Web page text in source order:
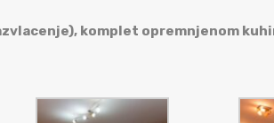
komplet opremnjenom